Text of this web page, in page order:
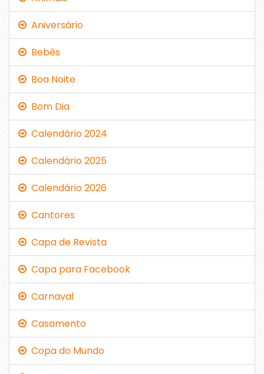
Aniversário
Bebês
Boa Noite
Bom Dia
Calendário 2024
Calendário 2025
Calendário 2026
Cantores
Capa de Revista
Capa para Facebook
Carnaval
Casamento
Copa do Mundo